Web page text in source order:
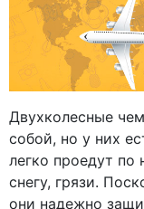
Двухколесные
собой, но у них
легко проедут
снегу, грязи.
они надежно